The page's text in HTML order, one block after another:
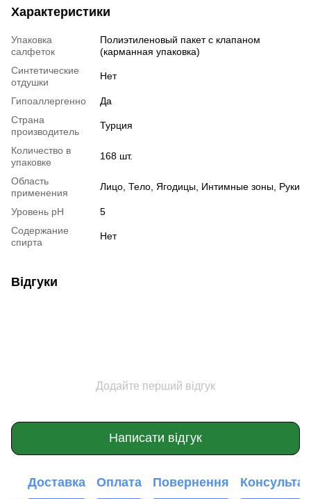
Характеристики
Упаковка
салфеток
Полиэтиленовый пакет с клапаном
(карманная упаковка)
Синтетические
отдушки
Нет
Гипоаллергенно
Да
Страна
производитель
Турция
Количество в
упаковке
168 шт.
Область
применения
Лицо, Тело, Ягодицы, Интимные зоны, Руки
Уровень pH
5
Содержание
спирта
Нет
Відгуки
Додайте перший відгук
Написати відгук
Доставка Оплата Повернення